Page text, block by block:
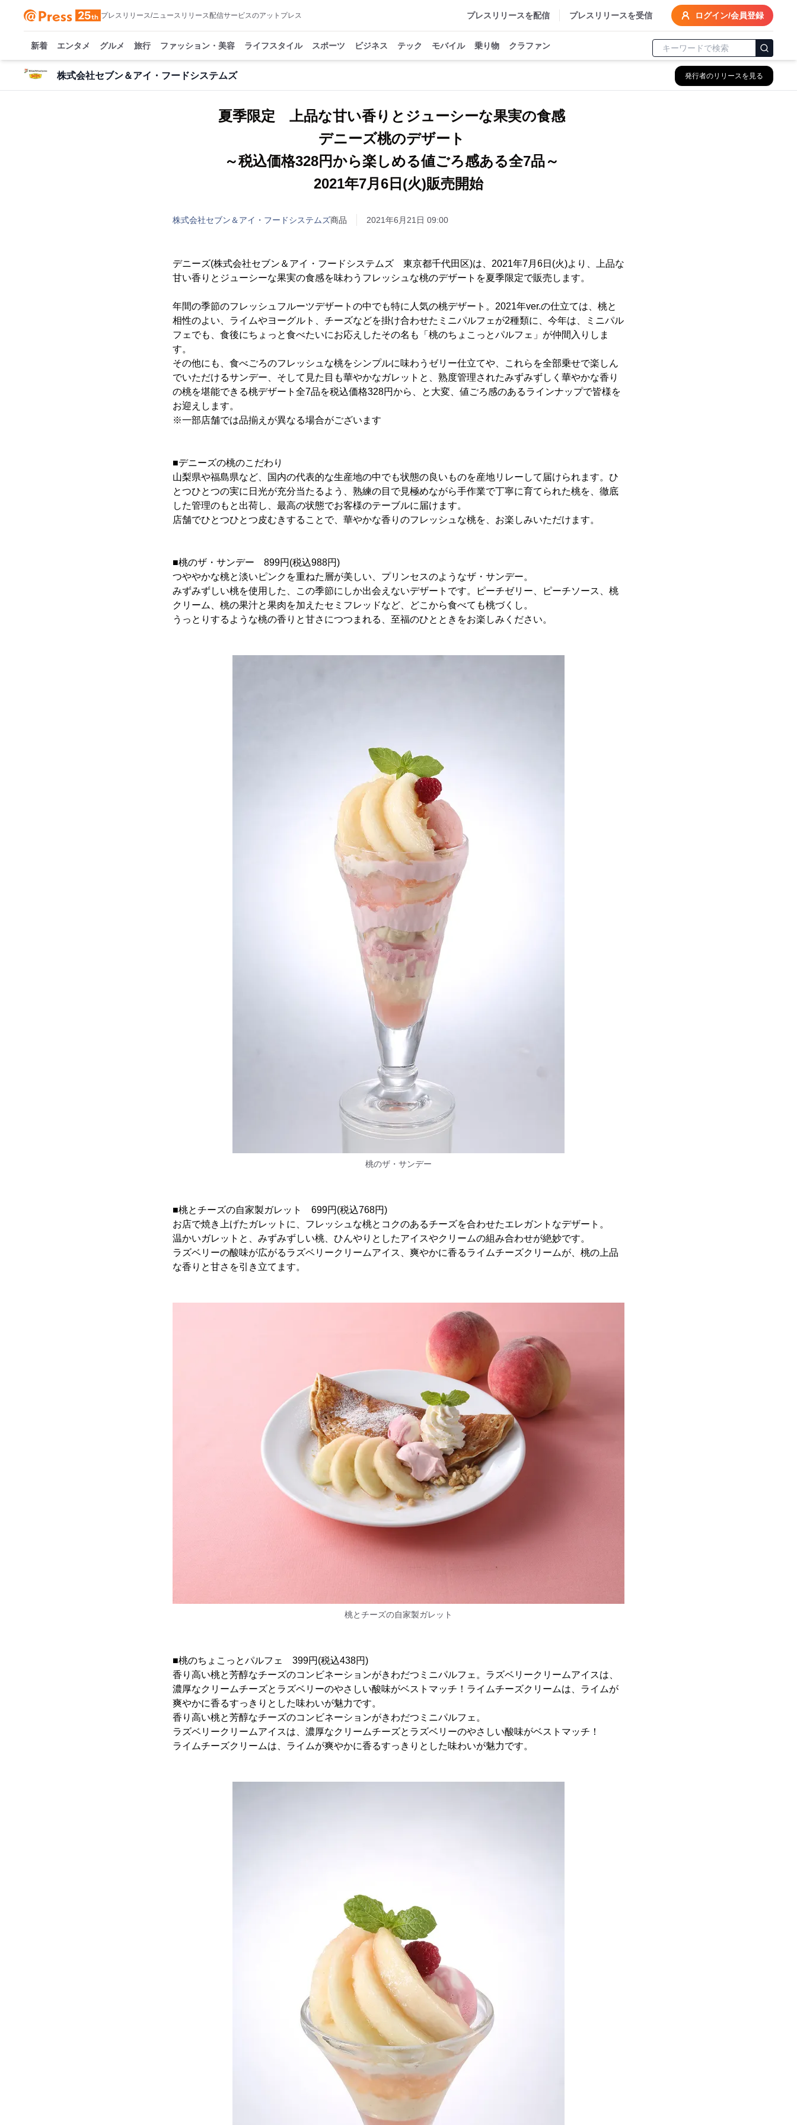
プレスリリース/ニュースリリース配信サービスのアットプレス プレスリリースを配信 プレスリリースを受信 ログイン/会員登録
新着 エンタメ グルメ 旅行 ファッション・美容 ライフスタイル スポーツ ビジネス テック モバイル 乗り物 クラファン
株式会社セブン＆アイ・フードシステムズ 発行者のリリースを見る
夏季限定 上品な甘い香りとジューシーな果実の食感
デニーズ桃のデザート
～税込価格328円から楽しめる値ごろ感ある全7品～
2021年7月6日(火)販売開始
株式会社セブン＆アイ・フードシステムズ商品 2021年6月21日 09:00
デニーズ(株式会社セブン＆アイ・フードシステムズ 東京都千代田区)は、2021年7月6日(火)より、上品な
甘い香りとジューシーな果実の食感を味わうフレッシュな桃のデザートを夏季限定で販売します。
年間の季節のフレッシュフルーツデザートの中でも特に人気の桃デザート。2021年ver.の仕立ては、桃と
相性のよい、ライムやヨーグルト、チーズなどを掛け合わせたミニパルフェが2種類に、今年は、ミニパル
フェでも、食後にちょっと食べたいにお応えしたその名も「桃のちょこっとパルフェ」が仲間入りしま
す。
その他にも、食べごろのフレッシュな桃をシンプルに味わうゼリー仕立てや、これらを全部乗せで楽しん
でいただけるサンデー、そして見た目も華やかなガレットと、熟度管理されたみずみずしく華やかな香り
の桃を堪能できる桃デザート全7品を税込価格328円から、と大変、値ごろ感のあるラインナップで皆様を
お迎えします。
※一部店舗では品揃えが異なる場合がございます
■デニーズの桃のこだわり
山梨県や福島県など、国内の代表的な生産地の中でも状態の良いものを産地リレーして届けられます。ひ
とつひとつの実に日光が充分当たるよう、熟練の目で見極めながら手作業で丁寧に育てられた桃を、徹底
した管理のもと出荷し、最高の状態でお客様のテーブルに届けます。
店舗でひとつひとつ皮むきすることで、華やかな香りのフレッシュな桃を、お楽しみいただけます。
■桃のザ・サンデー 899円(税込988円)
つややかな桃と淡いピンクを重ねた層が美しい、プリンセスのようなザ・サンデー。
みずみずしい桃を使用した、この季節にしか出会えないデザートです。ピーチゼリー、ピーチソース、桃
クリーム、桃の果汁と果肉を加えたセミフレッドなど、どこから食べても桃づくし。
うっとりするような桃の香りと甘さにつつまれる、至福のひとときをお楽しみください。
桃のザ・サンデー
■桃とチーズの自家製ガレット 699円(税込768円)
お店で焼き上げたガレットに、フレッシュな桃とコクのあるチーズを合わせたエレガントなデザート。
温かいガレットと、みずみずしい桃、ひんやりとしたアイスやクリームの組み合わせが絶妙です。
ラズベリーの酸味が広がるラズベリークリームアイス、爽やかに香るライムチーズクリームが、桃の上品
な香りと甘さを引き立てます。
桃とチーズの自家製ガレット
■桃のちょこっとパルフェ 399円(税込438円)
香り高い桃と芳醇なチーズのコンビネーションがきわだつミニパルフェ。ラズベリークリームアイスは、
濃厚なクリームチーズとラズベリーのやさしい酸味がベストマッチ！ライムチーズクリームは、ライムが
爽やかに香るすっきりとした味わいが魅力です。
香り高い桃と芳醇なチーズのコンビネーションがきわだつミニパルフェ。
ラズベリークリームアイスは、濃厚なクリームチーズとラズベリーのやさしい酸味がベストマッチ！
ライムチーズクリームは、ライムが爽やかに香るすっきりとした味わいが魅力です。